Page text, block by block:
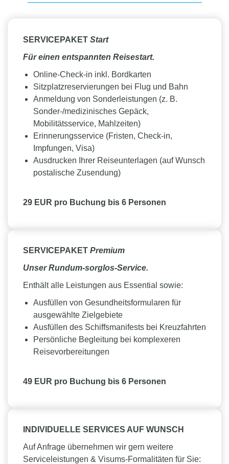
SERVICEPAKET Start
Für einen entspannten Reisestart.
Online-Check-in inkl. Bordkarten
Sitzplatzreservierungen bei Flug und Bahn
Anmeldung von Sonderleistungen (z. B.
Sonder-/medizinisches Gepäck,
Mobilitätsservice, Mahlzeiten)
Erinnerungsservice (Fristen, Check-in,
Impfungen, Visa)
Ausdrucken Ihrer Reiseunterlagen (auf Wunsch
postalische Zusendung)
29 EUR pro Buchung bis 6 Personen
SERVICEPAKET Premium
Unser Rundum-sorglos-Service.
Enthält alle Leistungen aus Essential sowie:
Ausfüllen von Gesundheitsformularen für
ausgewählte Zielgebiete
Ausfüllen des Schiffsmanifests bei Kreuzfahrten
Persönliche Begleitung bei komplexeren
Reisevorbereitungen
49 EUR pro Buchung bis 6 Personen
INDIVIDUELLE SERVICES AUF WUNSCH
Auf Anfrage übernehmen wir gern weitere
Serviceleistungen & Visums-Formalitäten für Sie: